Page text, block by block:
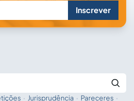
Inscrever
· Jurisprudência · Pareceres ·